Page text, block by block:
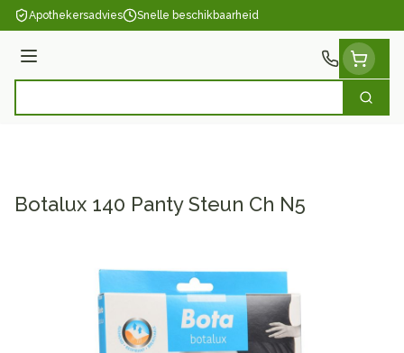
Ga naar de inhoud
Apothekersadvies Snelle beschikbaarheid
Menu
Zoek
Botalux 140 Panty Steun Ch N5